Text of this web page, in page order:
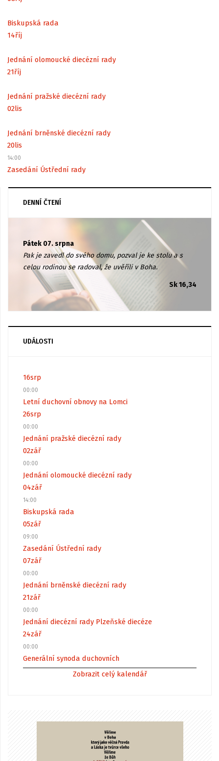
Biskupská rada
14říj
Jednání olomoucké diecézní rady
21říj
Jednání pražské diecézní rady
02lis
Jednání brněnské diecézní rady
20lis
14:00
Zasedání Ústřední rady
DENNÍ ČTENÍ
Pátek 07. srpna
Pak je zavedl do svého domu, pozval je ke stolu a s
celou rodinou se radoval, že uvěřili v Boha.
Sk 16,34
UDÁLOSTI
16srp
00:00
Letní duchovní obnovy na Lomci
26srp
00:00
Jednání pražské diecézní rady
02zář
00:00
Jednání olomoucké diecézní rady
04zář
14:00
Biskupská rada
05zář
09:00
Zasedání Ústřední rady
07zář
00:00
Jednání brněnské diecézní rady
21zář
00:00
Jednání diecézní rady Plzeňské diecéze
24zář
00:00
Generální synoda duchovních
Zobrazit celý kalendář